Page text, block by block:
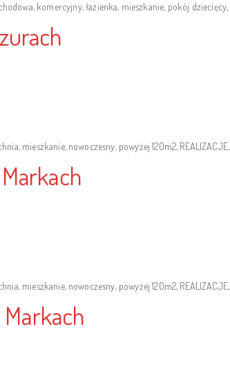
, komercyjny,łazienka, mieszkanie, pokój dziecięcy,
, mieszkanie, nowoczesny, powyżej 120m2, REALIZACJE,
, mieszkanie, nowoczesny, powyżej 120m2, REALIZACJE,